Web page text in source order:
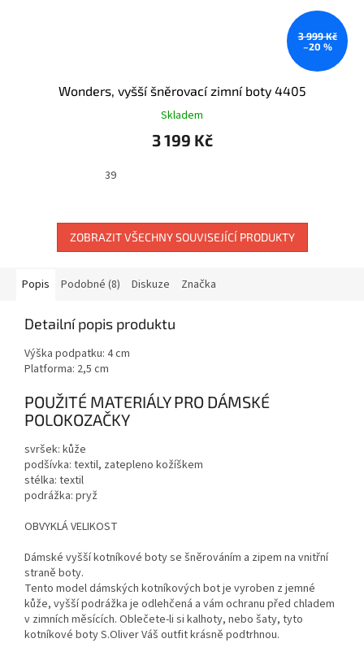
3 999 Kč
–20 %
Wonders, vyšší šněrovací zimní boty 4405
Skladem
3 199 Kč
39
ZOBRAZIT VŠECHNY SOUVISEJÍCÍ PRODUKTY
Popis Podobné (8) Diskuze Značka
Detailní popis produktu
Výška podpatku: 4 cm
Platforma: 2,5 cm
POUŽITÉ MATERIÁLY PRO DÁMSKÉ
POLOKOZAČKY
svršek: kůže
podšívka: textil, zatepleno kožíškem
stélka: textil
podrážka: pryž
OBVYKLÁ VELIKOST
Dámské vyšší kotníkové boty se šněrováním a zipem na vnitřní
straně boty.
Tento model dámských kotníkových bot je vyroben z jemné
kůže, vyšší podrážka je odlehčená a vám ochranu před chladem
v zimních měsících. Oblečete-li si kalhoty, nebo šaty, tyto
kotníkové boty S.Oliver Váš outfit krásně podtrhnou.